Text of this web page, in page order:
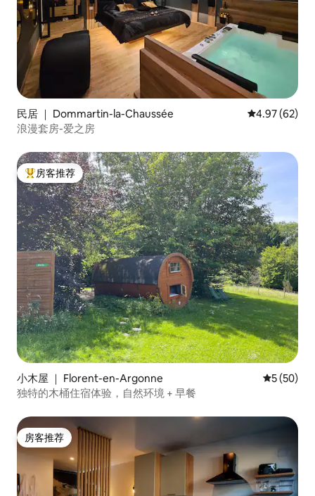
民居 ｜ Dommartin-la-Chaussée 平均评分
4.97 (62)
浪漫套房-爱之房
热门「房客推荐」
房客推荐
小木屋 ｜ Florent-en-Argonne 平均评分
5 (50)
独特的木桶住宿体验，自然环境 + 早餐
房客推荐
房客推荐